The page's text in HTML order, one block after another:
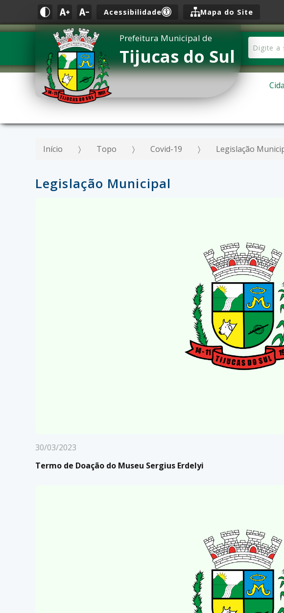
Acessibilidade Mapa do Site
Prefeitura Municipal de
Tijucas do Sul
Início Topo Covid-19 Legislação
Legislação Municipal
30/03/2023
Termo de Doação do Museu Sergius Erdelyi